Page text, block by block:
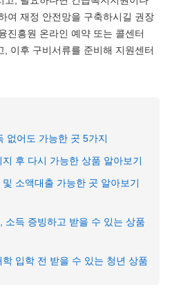
여 재정 안전망을 구축하시길 권장
진흥원 온라인 예약 또는 콜센터
이후 구비서류를 준비해 지원센터
없어도 가능한 곳 5가지
후 다시 가능한 상품 알아보기
소액대출 가능한 곳 알아보기
소득 증빙하고 받을 수 있는 상품
입학 전 받을 수 있는 청년 상품